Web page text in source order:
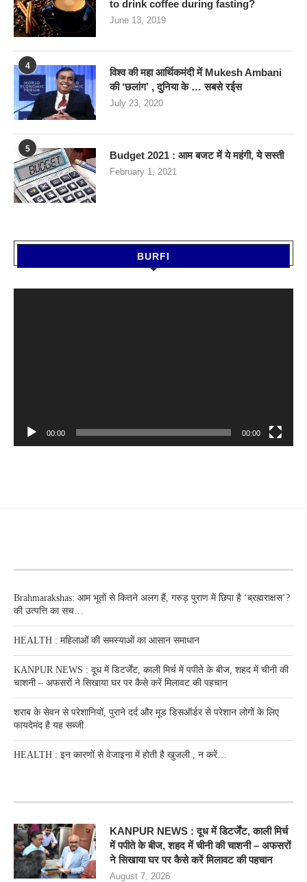
to drink coffee during fasting?
June 13, 2019
4
विश्व की महा आर्थिकमंदी में Mukesh Ambani
की ‘छलांग’ , दुनिया के … सबसे रईस
July 23, 2020
5
Budget 2021 : आम बजट में ये महंगी, ये सस्‍ती
February 1, 2021
BURFI
00:00 00:00
Brahmarakshas: आम भूतों से कितने अलग हैं, गरुड़ पुराण में छिपा है ‘ब्रह्मराक्षस’?
की उत्पत्ति का सच…
HEALTH : महिलाओं की समस्‍याओं का आसान समाधान
KANPUR NEWS : दूध में डिटर्जेंट, काली मिर्च में पपीते के बीज, शहद में चीनी की
चाशनी – अफसरों ने सिखाया घर पर कैसे करें मिलावट की पहचान
शराब के सेवन से परेशानियों, पुराने दर्द और मूड डिसऑर्डर से परेशान लोगों के लिए
फायदेमंद है यह सब्जी
HEALTH : इन कारणों से वेजाइना में होती है खुजली , न करें…
KANPUR NEWS : दूध में डिटर्जेंट, काली मिर्च
में पपीते के बीज, शहद में चीनी की चाशनी – अफसरों
ने सिखाया घर पर कैसे करें मिलावट की पहचान
August 7, 2026